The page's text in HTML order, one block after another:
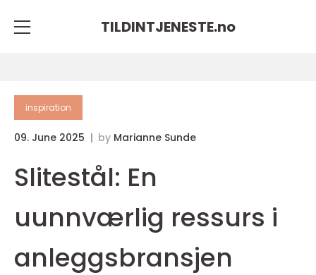
TILDINTJENESTE.no
inspiration
09. June 2025 by Marianne Sunde
Slitestål: En
uunnværlig ressurs i
anleggsbransjen